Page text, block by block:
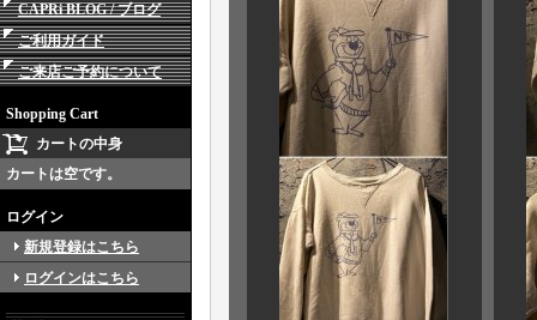
CAPRi BLOG / ブログ
ご利用ガイド
ご来店ご予約について
Shopping Cart
カートの中身
カートは空です。
ログイン
新規登録はこちら
ログインはこちら